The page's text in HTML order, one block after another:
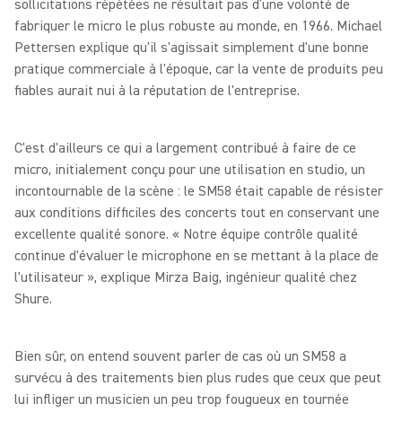
sollicitations répétées ne résultait pas d’une volonté de
fabriquer le micro le plus robuste au monde, en 1966. Michael
Pettersen explique qu'il s'agissait simplement d'une bonne
pratique commerciale à l'époque, car la vente de produits peu
fiables aurait nui à la réputation de l'entreprise.
C'est d'ailleurs ce qui a largement contribué à faire de ce
micro, initialement conçu pour une utilisation en studio, un
incontournable de la scène : le SM58 était capable de résister
aux conditions difficiles des concerts tout en conservant une
excellente qualité sonore. « Notre équipe contrôle qualité
continue d'évaluer le microphone en se mettant à la place de
l'utilisateur », explique Mirza Baig, ingénieur qualité chez
Shure.
Bien sûr, on entend souvent parler de cas où un SM58 a
survécu à des traitements bien plus rudes que ceux que peut
lui infliger un musicien un peu trop fougueux en tournée